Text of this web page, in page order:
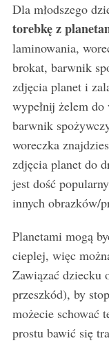
Dla młodszego
torebkę z
laminowania,
brokat, barwnik
zdjęcia planet i
wypełnij żelem
barwnik
woreczka
zdjęcia planet do
jest dość
innych obrazków/
Planetami mogą
cieplej, więc
Zawiązać dziecku
przeszkód), by
możecie schować
prostu bawić się